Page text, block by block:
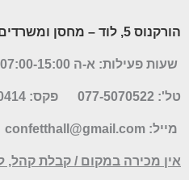
הורקנוס 5, לוד – מחסן
שעות פעילות: א-ה 07:00-15:00
טל': 077-5070522
מייל: confetthall@gmail.com
אין מכירה במקום / קבלת קהל,